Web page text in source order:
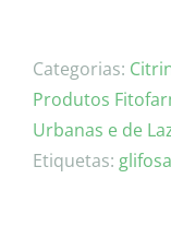
Categorias:
Produtos
Urbanas e de
Etiquetas: